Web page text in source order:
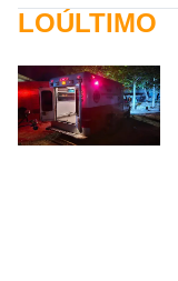
LOÚLTIMO